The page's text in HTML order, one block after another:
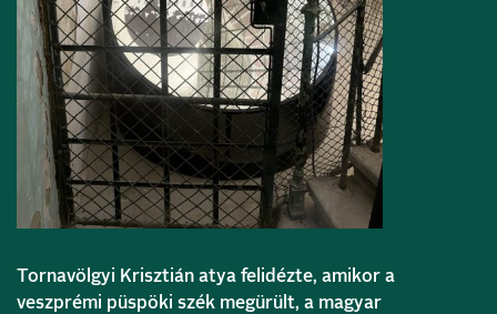
Tornavölgyi Krisztián atya felidézte, amikor a
veszprémi püspöki szék megürült, a magyar